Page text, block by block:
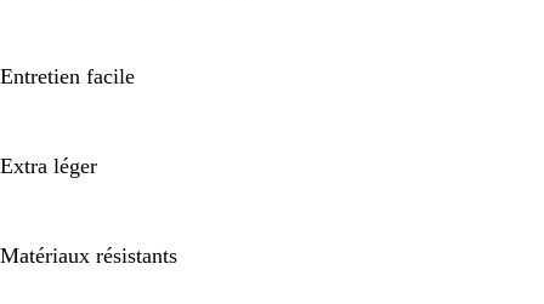
Entretien facile
Extra léger
Matériaux résistants